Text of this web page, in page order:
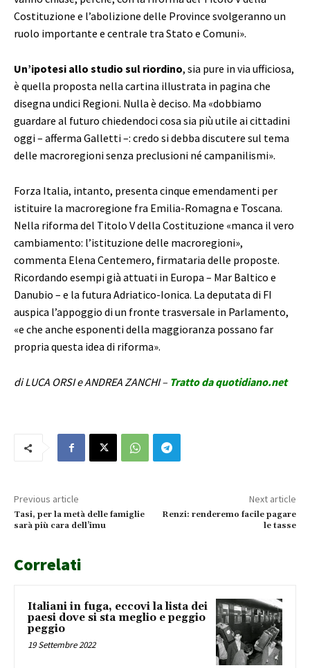
Costituzione e l’abolizione delle Province svolgeranno un
ruolo importante e centrale tra Stato e Comuni».
Un’ipotesi allo studio sul riordino, sia pure in via ufficiosa,
è quella proposta nella cartina illustrata in pagina che
disegna undici Regioni. Nulla è deciso. Ma «dobbiamo
guardare al futuro chiedendoci cosa sia più utile ai cittadini
oggi – afferma Galletti –: credo si debba discutere sul tema
delle macroregioni senza preclusioni né campanilismi».
Forza Italia, intanto, presenta cinque emendamenti per
istituire la macroregione fra Emilia-Romagna e Toscana.
Nella riforma del Titolo V della Costituzione «manca il vero
cambiamento: l’istituzione delle macroregioni»,
commenta Elena Centemero, firmataria delle proposte.
Ricordando esempi già attuati in Europa – Mar Baltico e
Danubio – e la futura Adriatico-Ionica. La deputata di FI
auspica l’appoggio di un fronte trasversale in Parlamento,
«e che anche esponenti della maggioranza possano far
propria questa idea di riforma».
di LUCA ORSI e ANDREA ZANCHI – Tratto da quotidiano.net
Previous article
Tasi, per la metà delle famiglie
sarà più cara dell’imu
Next article
Renzi: renderemo facile pagare
le tasse
Correlati
Italiani in fuga, eccovi la lista dei
paesi dove si sta meglio e peggio
peggio
19 Settembre 2022